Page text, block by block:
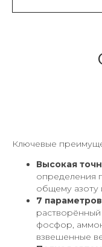
Ключевые
Высокая
определения
общему азоту
7
фосфор,
взвешенные